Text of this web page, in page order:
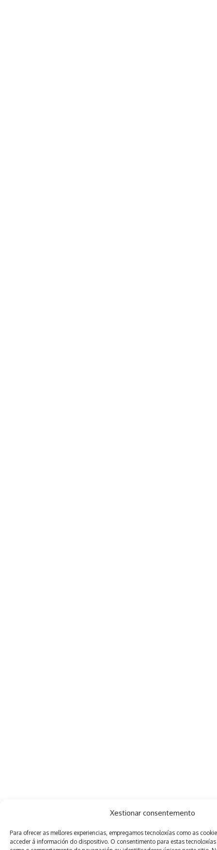
Xestionar consentemento
Para ofrecer as mellores experiencias, empregamos tecnoloxías como as
acceder á información do dispositivo. O consentimento para estas